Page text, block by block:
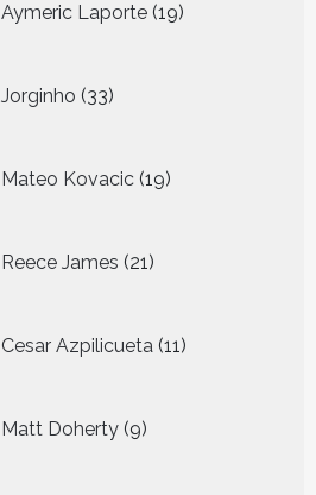
Aymeric Laporte 19
producten
Jorginho 33
producten
Mateo Kovacic 19
producten
Reece James 21
producten
Cesar Azpilicueta 11
producten
Matt Doherty 9
producten